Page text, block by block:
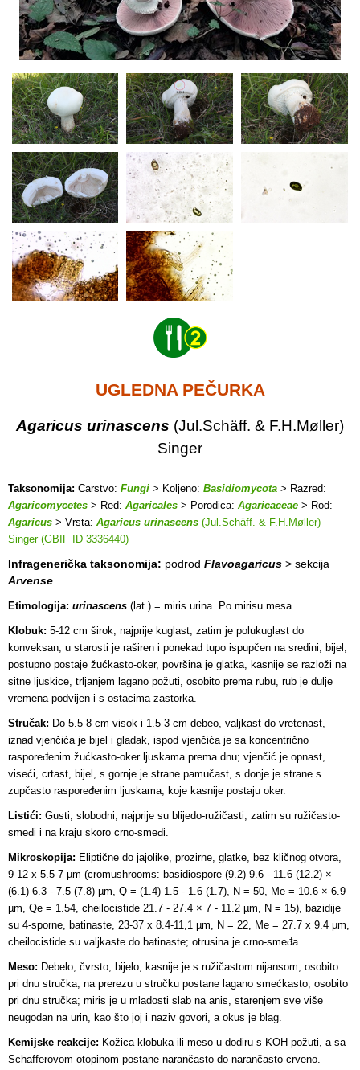
UGLEDNA PEČURKA
Agaricus urinascens (Jul.Schäff. & F.H.Møller)
Singer
Taksonomija: Carstvo: Fungi > Koljeno: Basidiomycota > Razred:
Agaricomycetes > Red: Agaricales > Porodica: Agaricaceae > Rod:
Agaricus > Vrsta: Agaricus urinascens (Jul.Schäff. & F.H.Møller)
Singer (GBIF ID 3336440)
Infragenerička taksonomija: podrod Flavoagaricus > sekcija
Arvense
Etimologija: urinascens (lat.) = miris urina. Po mirisu mesa.
Klobuk: 5-12 cm širok, najprije kuglast, zatim je polukuglast do
konveksan, u starosti je raširen i ponekad tupo ispupčen na sredini; bijel,
postupno postaje žućkasto-oker, površina je glatka, kasnije se razloži na
sitne ljuskice, trljanjem lagano požuti, osobito prema rubu, rub je dulje
vremena podvijen i s ostacima zastorka.
Stručak: Do 5.5-8 cm visok i 1.5-3 cm debeo, valjkast do vretenast,
iznad vjenčića je bijel i gladak, ispod vjenčića je sa koncentrično
raspoređenim žućkasto-oker ljuskama prema dnu; vjenčić je opnast,
viseći, crtast, bijel, s gornje je strane pamučast, s donje je strane s
zupčasto raspoređenim ljuskama, koje kasnije postaju oker.
Listići: Gusti, slobodni, najprije su blijedo-ružičasti, zatim su ružičasto-
smeđi i na kraju skoro crno-smeđi.
Mikroskopija: Eliptične do jajolike, prozirne, glatke, bez kličnog otvora,
9-12 x 5.5-7 µm (cromushrooms: basidiospore (9.2) 9.6 - 11.6 (12.2) ×
(6.1) 6.3 - 7.5 (7.8) µm, Q = (1.4) 1.5 - 1.6 (1.7), N = 50, Me = 10.6 × 6.9
µm, Qe = 1.54, cheilocistide 21.7 - 27.4 × 7 - 11.2 µm, N = 15), bazidije
su 4-sporne, batinaste, 23-37 x 8.4-11,1 µm, N = 22, Me = 27.7 x 9.4 µm,
cheilocistide su valjkaste do batinaste; otrusina je crno-smeđa.
Meso: Debelo, čvrsto, bijelo, kasnije je s ružičastom nijansom, osobito
pri dnu stručka, na prerezu u stručku postane lagano smećkasto, osobito
pri dnu stručka; miris je u mladosti slab na anis, starenjem sve više
neugodan na urin, kao što joj i naziv govori, a okus je blag.
Kemijske reakcije: Kožica klobuka ili meso u dodiru s KOH požuti, a sa
Schafferovom otopinom postane narančasto do narančasto-crveno.